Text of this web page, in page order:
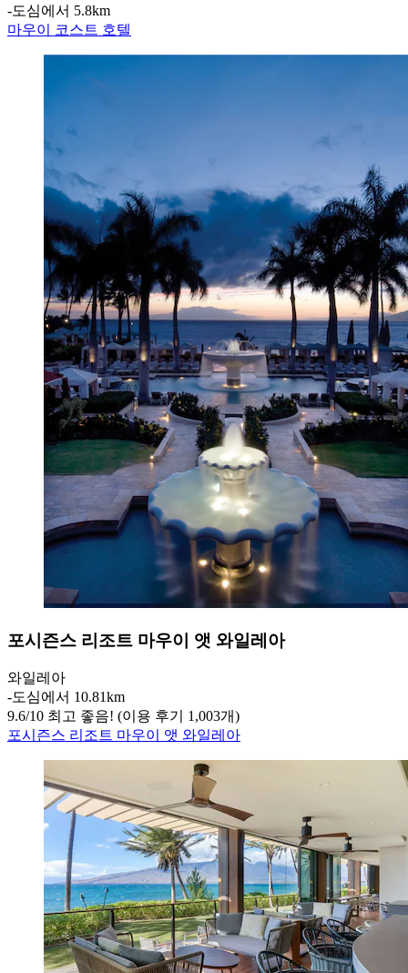
‐도심에서 5.8km
마우이 코스트 호텔
포시즌스 리조트 마우이 앳 와일레아
와일레아
‐도심에서 10.81km
9.6/10 최고 좋음! (이용 후기 1,003개)
포시즌스 리조트 마우이 앳 와일레아